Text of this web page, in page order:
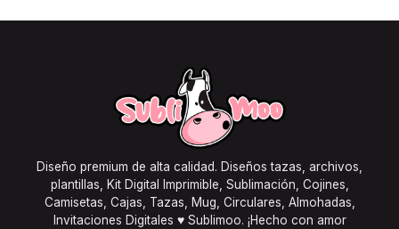
Diseño premium de alta calidad. Diseños tazas, archivos,
plantillas, Kit Digital Imprimible, Sublimación, Cojines,
Camisetas, Cajas, Tazas, Mug, Circulares, Almohadas,
Invitaciones Digitales ♥ Sublimoo. ¡Hecho con amor